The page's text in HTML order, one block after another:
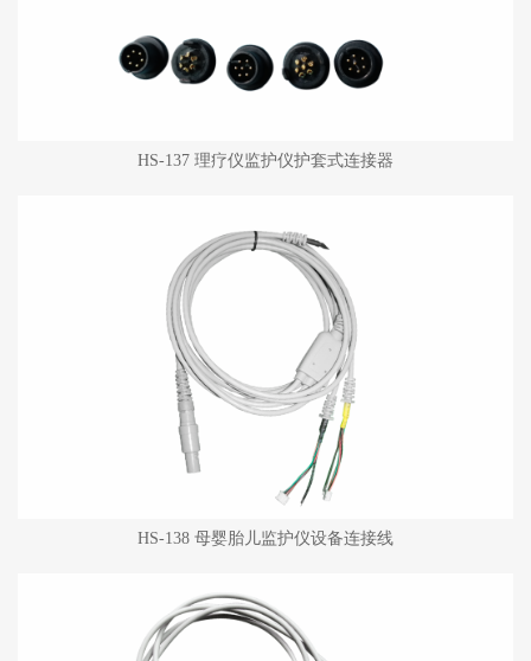
HS-137 理疗仪监护仪护套式连接器
HS-138 母婴胎儿监护仪设备连接线